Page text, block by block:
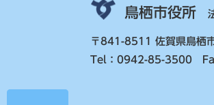
鳥栖市役所
〒841-8511 佐賀県鳥栖
Tel：0942-85-3500